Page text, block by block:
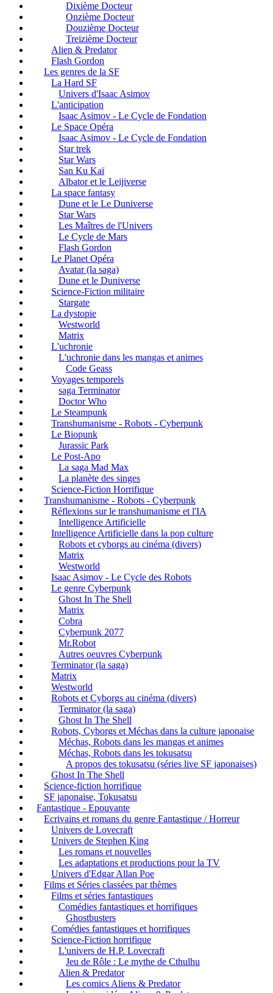
Dixième Docteur
Onzième Docteur
Douzième Docteur
Treizième Docteur
Alien & Predator
Flash Gordon
Les genres de la SF
La Hard SF
Univers d'Isaac Asimov
L'anticipation
Isaac Asimov - Le Cycle de Fondation
Le Space Opéra
Isaac Asimov - Le Cycle de Fondation
Star trek
Star Wars
San Ku Kaï
Albator et le Leijiverse
La space fantasy
Dune et le Le Duniverse
Star Wars
Les Maîtres de l'Univers
Le Cycle de Mars
Flash Gordon
Le Planet Opéra
Avatar (la saga)
Dune et le Duniverse
Science-Fiction militaire
Stargate
La dystopie
Westworld
Matrix
L'uchronie
L'uchronie dans les mangas et animes
Code Geass
Voyages temporels
saga Terminator
Doctor Who
Le Steampunk
Transhumanisme - Robots - Cyberpunk
Le Biopunk
Jurassic Park
Le Post-Apo
La saga Mad Max
La planète des singes
Science-Fiction Horrifique
Transhumanisme - Robots - Cyberpunk
Réflexions sur le transhumanisme et l'IA
Intelligence Artificielle
Intelligence Artificielle dans la pop culture
Robots et cyborgs au cinéma (divers)
Matrix
Westworld
Isaac Asimov - Le Cycle des Robots
Le genre Cyberpunk
Ghost In The Shell
Matrix
Cobra
Cyberpunk 2077
Mr.Robot
Autres oeuvres Cyberpunk
Terminator (la saga)
Matrix
Westworld
Robots et Cyborgs au cinéma (divers)
Terminator (la saga)
Ghost In The Shell
Robots, Cyborgs et Méchas dans la culture japonaise
Méchas, Robots dans les mangas et animes
Méchas, Robots dans les tokusatsu
A propos des tokusatsu (séries live SF japonaises)
Ghost In The Shell
Science-fiction horrifique
SF japonaise, Tokusatsu
Fantastique - Epouvante
Ecrivains et romans du genre Fantastique / Horreur
Univers de Lovecraft
Univers de Stephen King
Les romans et nouvelles
Les adaptations et productions pour la TV
Univers d'Edgar Allan Poe
Films et Séries classées par thèmes
Films et séries fantastiques
Comédies fantastiques et horrifiques
Ghostbusters
Comédies fantastiques et horrifiques
Science-Fiction horrifique
L'univers de H.P. Lovecraft
Jeu de Rôle : Le mythe de Cthulhu
Alien & Predator
Les comics Aliens & Predator